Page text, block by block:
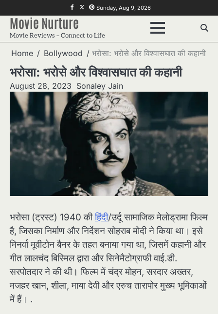
to
content
f twitterpinterest
Sunday, Aug 9, 2026
Movie Nurture
Movie Reviews – Connect to Life
Home Bollywood भरोसा: भरोसे और विश्वासघात की कहानी
भरोसा: भरोसे और विश्वासघात की कहानी
August 28, 2023 Sonaley Jain
भरोसा (ट्रस्ट) 1940 कीहिंदी/उर्दू सामाजिक मेलोड्रामा फिल्म
है, जिसका निर्माण और निर्देशन सोहराब मोदी ने किया था। इसे
मिनर्वा मूवीटोन बैनर के तहत बनाया गया था, जिसमें कहानी और
गीत लालचंद बिस्मिल द्वारा और सिनेमैटोग्राफी वाई.डी.
सरपोतदार ने की थी। फिल्म में चंद्र मोहन, सरदार अख्तर,
मजहर खान, शीला, माया देवी और एरुच तारापोर मुख्य भूमिकाओं
में हैं। .